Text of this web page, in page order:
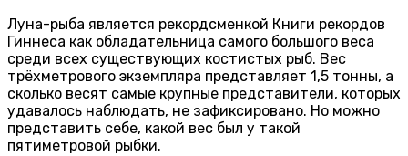
Луна-рыба является рекордсменкой Книги рекордов
Гиннеса как обладательница самого большого веса
среди всех существующих костистых рыб. Вес
трёхметрового экземпляра представляет 1,5 тонны, а
сколько весят самые крупные представители, которых
удавалось наблюдать, не зафиксировано. Но можно
представить себе, какой вес был у такой
пятиметровой рыбки.